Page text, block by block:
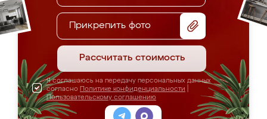
Прикрепить фото
Рассчитать стоимость
Я соглашаюсь на передачу персональных данных
согласно Политике конфиденциальности
Пользовательскому соглашению